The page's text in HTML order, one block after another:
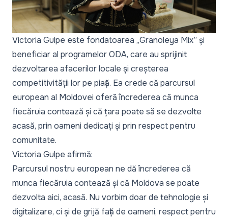
Victoria Gulpe este fondatoarea „Granoleya Mix” și
beneficiar al programelor ODA, care au sprijinit
dezvoltarea afacerilor locale și creșterea
competitivității lor pe piață. Ea crede că parcursul
european al Moldovei oferă încrederea că munca
fiecăruia contează și că țara poate să se dezvolte
acasă, prin oameni dedicați și prin respect pentru
comunitate.
Victoria Gulpe afirmă:
Parcursul nostru european ne dă încrederea că
munca fiecăruia contează și că Moldova se poate
dezvolta aici, acasă. Nu vorbim doar de tehnologie și
digitalizare, ci și de grijă față de oameni, respect pentru